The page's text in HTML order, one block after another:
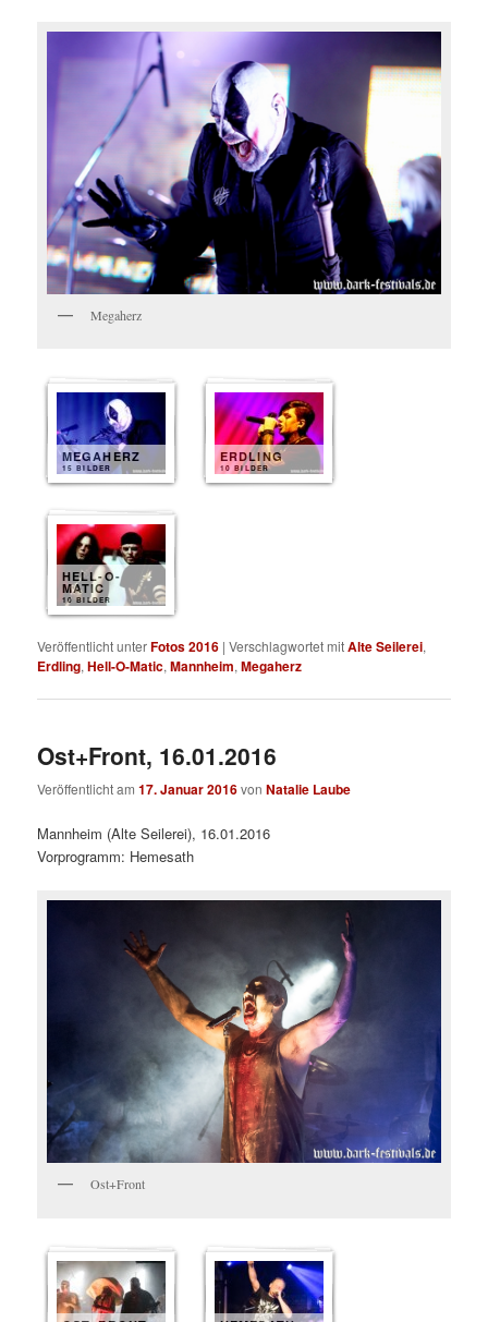
Megaherz
MEGAHERZ
15 BILDER
ERDLING
10 BILDER
HELL-O-
MATIC
10 BILDER
Veröffentlicht unterFotos 2016 |Verschlagwortet mitAlte Seilerei,
Erdling,Hell-O-Matic,Mannheim,Megaherz
Ost+Front, 16.01.2016
Veröffentlicht am17. Januar 2016vonNatalie Laube
Mannheim (Alte Seilerei), 16.01.2016
Vorprogramm: Hemesath
Ost+Front